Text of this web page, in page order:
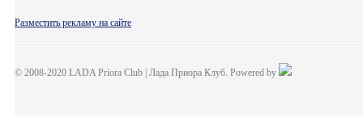
Разместить рекламу на сайте
© 2008-2020 LADA Priora Club | Лада Приора Клуб. Powered by